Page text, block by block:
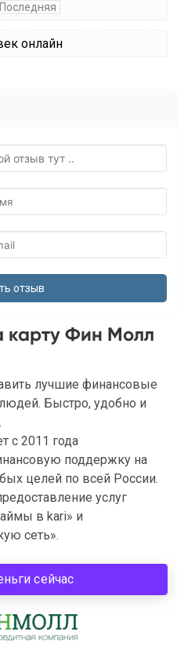
Последняя
онлайн
карту Фин Молл
лучшие финансовые
Быстро, удобно и
с 2011 года
поддержку на
целей по всей России.
услуг
в kari» и
сеть».
сейчас